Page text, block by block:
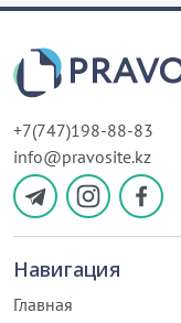
+7(747)198-88-83
info@pravosite.kz
Навигация
Главная